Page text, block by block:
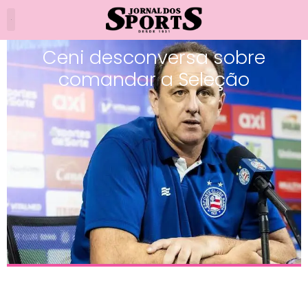
Ceni desconversa sobre
comandar a Seleção